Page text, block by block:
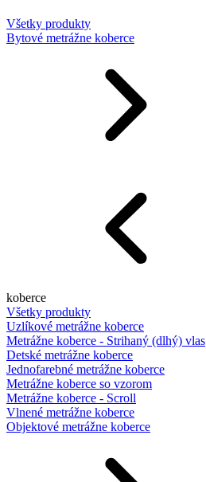
Všetky produkty
Bytové metrážne koberce
koberce
Všetky produkty
Uzlíkové metrážne koberce
Metrážne koberce - Strihaný (dlhý) vlas
Detské metrážne koberce
Jednofarebné metrážne koberce
Metrážne koberce so vzorom
Metrážne koberce - Scroll
Vlnené metrážne koberce
Objektové metrážne koberce